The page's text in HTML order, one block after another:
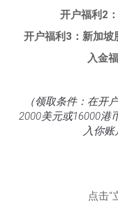
开户福利2
开户福利3：新加坡
入金
（领取条件：在开
2000美元或16000港
入你账
点击“